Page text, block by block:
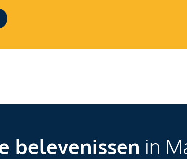
belevenissen in